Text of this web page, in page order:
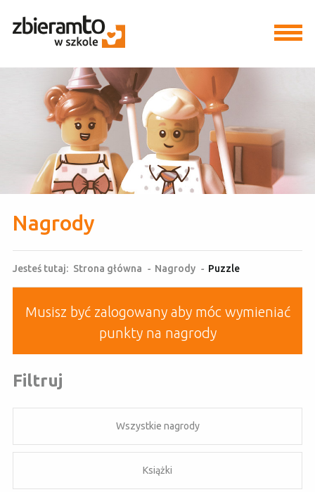
Nagrody
Jesteś tutaj: Strona główna - Nagrody - Puzzle
Musisz być zalogowany aby móc wymieniać
punkty na nagrody
Filtruj
Wszystkie nagrody
Książki